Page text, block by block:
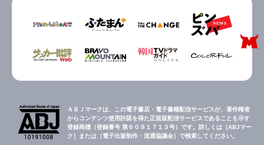
ＡＢＪマークは、この電子書店・電子書籍配信サービスが、著作権者
からコンテンツ使用許諾を得た正規版配信サービスであることを示す
登録商標（登録番号 第６０９１７１３号）です。詳しくは［ABJマー
ク］または［電子出版制作・流通協議会］で検索してください。